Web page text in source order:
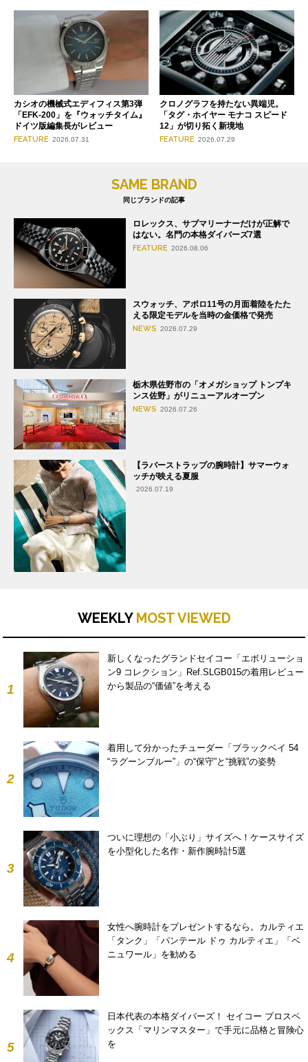
カシオの機械式エディフィス第3弾
「EFK-200」を『ウォッチタイム』
ドイツ版編集長がレビュー
FEATURE 2026.07.31
クロノグラフを持たない異端児。
「タグ・ホイヤー モナコ スピード
12」が切り拓く新境地
FEATURE 2026.07.29
SAME BRAND
同じブランドの記事
ロレックス、サブマリーナーだけが正解で
はない。名門の本格ダイバーズ7選
FEATURE 2026.08.06
スウォッチ、アポロ11号の月面着陸をたた
える限定モデルを当時の金価格で発売
NEWS 2026.07.29
栃木県佐野市の「オメガショップ トンプキ
ンス佐野」がリニューアルオープン
NEWS 2026.07.26
【ラバーストラップの腕時計】サマーウォ
ッチが映える夏服
2026.07.19
WEEKLY MOST VIEWED
1
新しくなったグランドセイコー「エボリューショ
ン9 コレクション」Ref.SLGB015の着用レビュー
から製品の“価値”を考える
2
着用して分かったチューダー「ブラックベイ 54
“ラグーンブルー”」の“保守”と“挑戦”の姿勢
3
ついに理想の「小ぶり」サイズへ！ケースサイズ
を小型化した名作・新作腕時計5選
4
女性へ腕時計をプレゼントするなら。カルティエ
「タンク」「パンテール ドゥ カルティエ」「ベ
ニュワール」を勧める
5
日本代表の本格ダイバーズ！ セイコー プロスペ
ックス「マリンマスター」で手元に品格と冒険心
を